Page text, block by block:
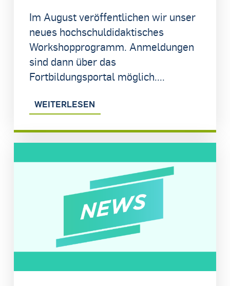
Im August veröffentlichen wir unser
neues hochschuldidaktisches
Workshopprogramm. Anmeldungen
sind dann über das
Fortbildungsportal möglich....
WEITERLESEN